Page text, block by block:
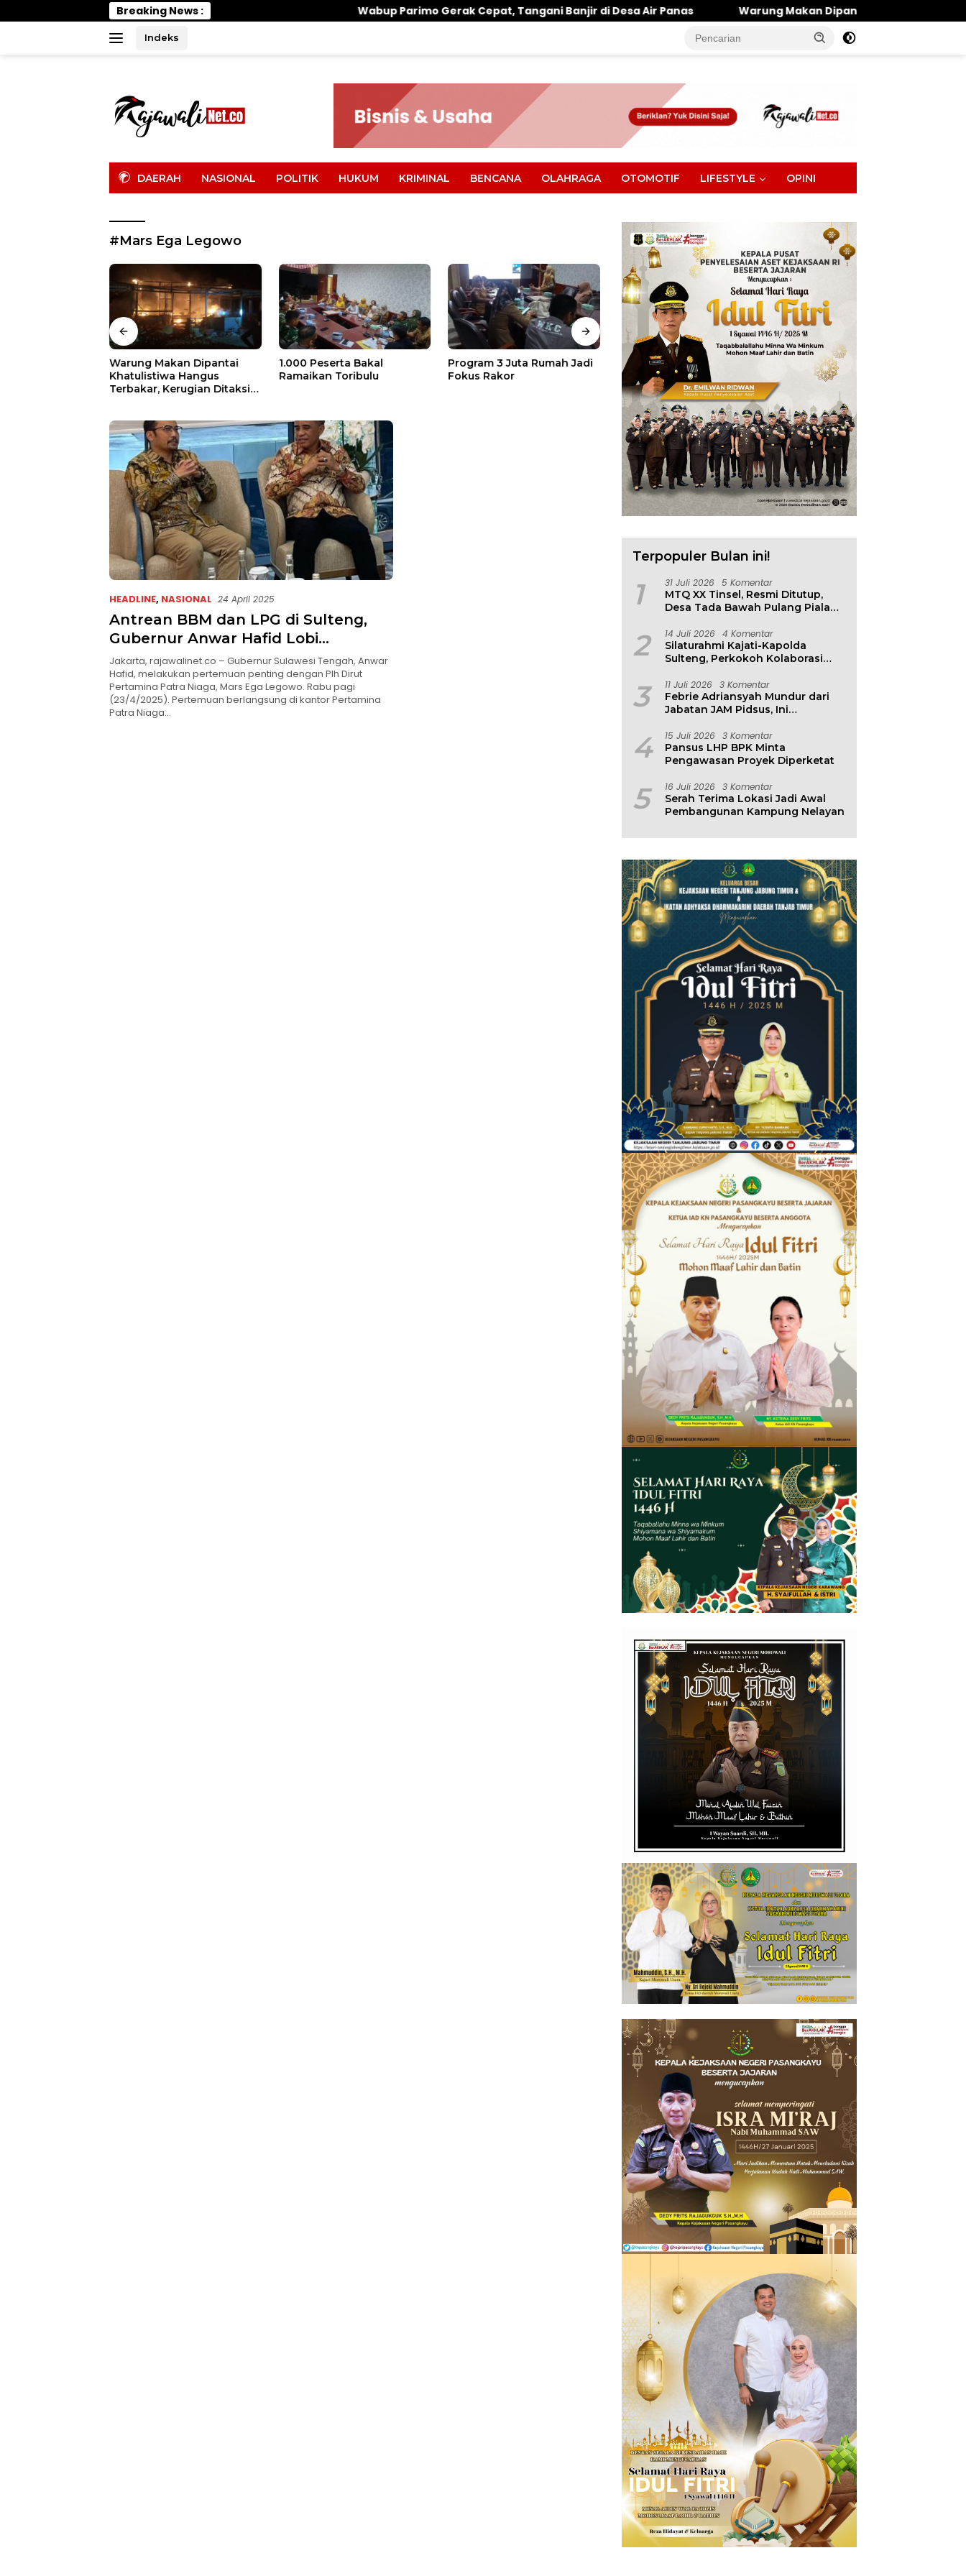
ke
Breaking News : Wabup Parimo Gerak Cepat, Tangani Banjir di Desa Air Panas Warung Makan Dipantai Khatulistiwa Hangus Terbakar,
Indeks
DAERAH NASIONAL POLITIK HUKUM KRIMINAL BENCANA OLAHRAGA OTOMOTIF LIFESTYLE OPINI
#Mars Ega Legowo
Warung Makan Dipantai
Khatulistiwa Hangus
Terbakar, Kerugian Ditaksir
1.000 Peserta Bakal
Ramaikan Toribulu
Program 3 Juta Rumah Jadi
Fokus Rakor
Asep N. Mulyana Terima
Audiensi Wamen ESDM, Ada
Pesan Penting
Badan Diklat Kejaksaan
Cetak Agen Perubahan
Berbasis Risiko
HEADLINE, NASIONAL 24 April 2025
Antrean BBM dan LPG di Sulteng,
Gubernur Anwar Hafid Lobi
Pertamina
Jakarta, rajawalinet.co – Gubernur Sulawesi Tengah, Anwar
Hafid, melakukan pertemuan penting dengan Plh Dirut
Pertamina Patra Niaga, Mars Ega Legowo. Rabu pagi
(23/4/2025). Pertemuan berlangsung di kantor Pertamina
Patra Niaga…
Terpopuler Bulan ini!
1 31 Juli 2026 5 Komentar
MTQ XX Tinsel, Resmi Ditutup,
Desa Tada Bawah Pulang Piala
2 14 Juli 2026 4 Komentar
Silaturahmi Kajati-Kapolda
Sulteng, Perkokoh Kolaborasi
3 11 Juli 2026 3 Komentar
Febrie Adriansyah Mundur dari
Jabatan JAM Pidsus, Ini
4 15 Juli 2026 3 Komentar
Pansus LHP BPK Minta
Pengawasan Proyek Diperketat
5 16 Juli 2026 3 Komentar
Serah Terima Lokasi Jadi Awal
Pembangunan Kampung Nelayan